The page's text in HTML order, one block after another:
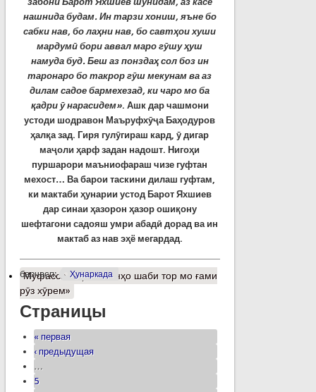
нашнида будам. Ин тарзи хониш, яъне бо
сабки нав, бо лаҳни нав, бо савтҳои хуши
мардумӣ бори аввал маро гӯшу ҳуш
намуда буд. Беш аз понздаҳ сол боз ин
таронаро бо такрор гӯш мекунам ва аз
дилам садое бармехезад, ки чаро мо ба
қадри ӯ нарасидем». Ашк дар чашмони
устоди шодравон Маъруфхӯҷа Баҳодуров
ҳалқа зад. Гиря гулӯгираш кард, ӯ дигар
маҷоли ҳарф задан надошт. Нигоҳи
пуршарори маъниофараш чизе гуфтан
мехост… Ва барои таскини дилаш гуфтам,
ки мактаби ҳунарии устод Барот Яхшиев
дар синаи ҳазорон ҳазор ошиқону
шефтагони садояш умри абадӣ дорад ва ин
мактаб аз нав эҳё мегардад.
барчасп: Ҳунаркада
Муфассалтаро «Танҳо шаби тор мо ғами
рӯз хӯрем»
Страницы
« первая
‹ предыдущая
…
5